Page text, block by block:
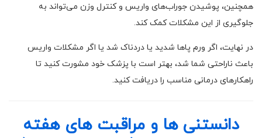
همچنین، پوشیدن جوراب‌های واریس و کنترل وزن می‌تواند به
جلوگیری از این مشکلات کمک کند.
در نهایت، اگر ورم پاها شدید یا دردناک شد یا اگر مشکلات واریس
باعث ناراحتی شما شد، بهتر است با پزشک خود مشورت کنید تا
راهکارهای درمانی مناسب را دریافت کنید.
دانستنی ها و مراقبت های هفته